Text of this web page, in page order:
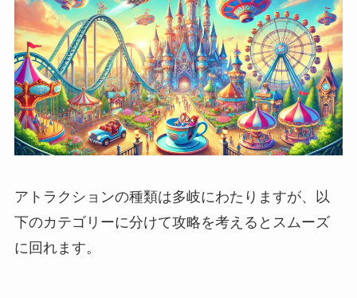
アトラクションの種類は多岐にわたりますが、以
下のカテゴリーに分けて攻略を考えるとスムーズ
に回れます。